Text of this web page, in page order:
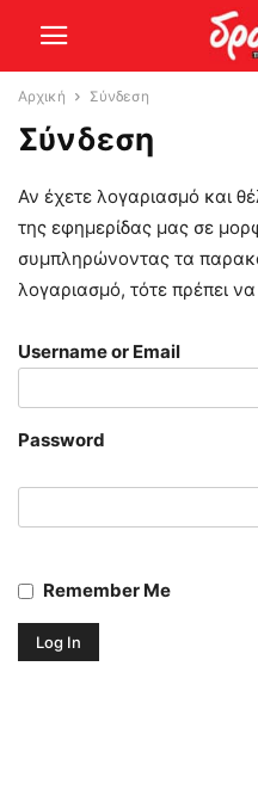
Αρχική Σύνδεση
Σύνδεση
Αν έχετε λογαριασμό και
της εφημερίδας μας σε
συμπληρώνοντας τα
λογαριασμό, τότε πρέπει
Username or Email
Password
Remember Me